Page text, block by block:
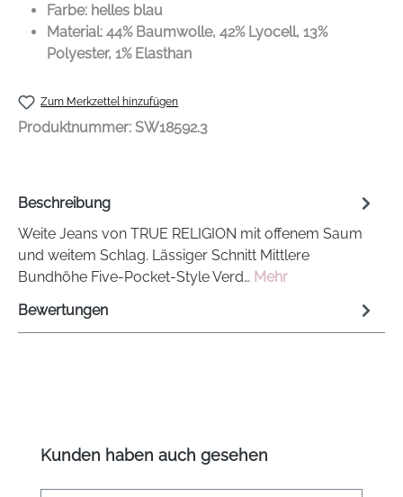
Farbe: helles blau
Material: 44% Baumwolle, 42% Lyocell, 13%
Polyester, 1% Elasthan
Zum Merkzettel hinzufügen
Produktnummer: SW18592.3
Beschreibung
Weite Jeans von TRUE RELIGION mit offenem Saum
und weitem Schlag. Lässiger Schnitt Mittlere
Bundhöhe Five-Pocket-Style Verd… Mehr
Bewertungen
Produktgalerie überspringen
Kunden haben auch gesehen